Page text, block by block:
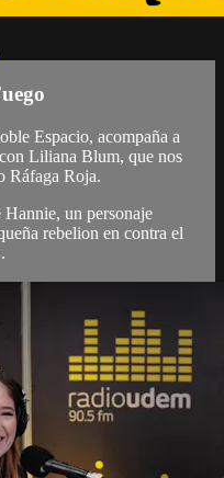
Espacio, acompaña a
Liliana Blum, que nos
Ráfaga Roja.
un personaje
rebelion en contra el